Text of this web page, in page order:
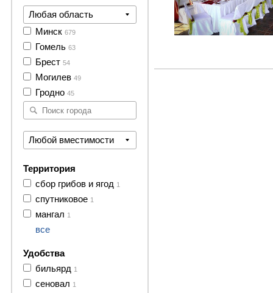
Любая область
Минск 679
Гомель 63
Брест 54
Могилев 49
Гродно 45
Любой вместимости
Территория
сбор грибов и ягод 1
спутниковое 1
мангал 1
все
Удобства
бильярд 1
сеновал 1